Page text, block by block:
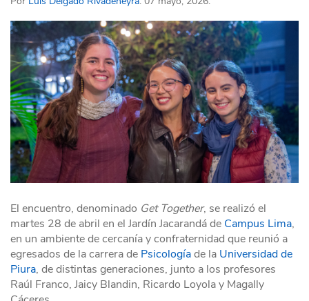
El encuentro, denominado Get Together, se realizó el
martes 28 de abril en el Jardín Jacarandá de Campus Lima,
en un ambiente de cercanía y confraternidad que reunió a
egresados de la carrera de Psicologíade la Universidad de
Piura, de distintas generaciones, junto a los profesores
Raúl Franco, Jaicy Blandin, Ricardo Loyola y Magally